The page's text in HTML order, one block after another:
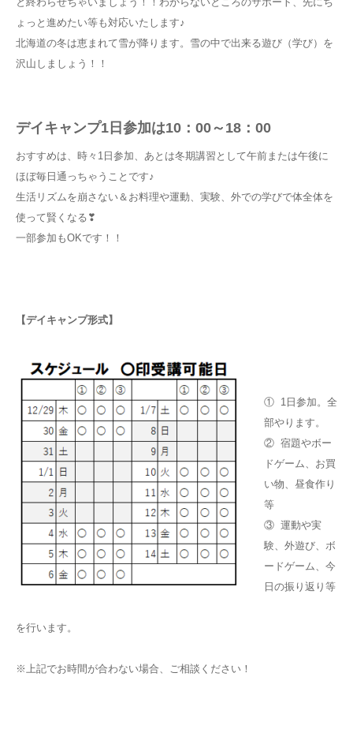
ょっと進めたい等も対応いたします♪
北海道の冬は恵まれて雪が降ります。雪の中で出来る遊び（学び）を
沢山しましょう！！
デイキャンプ1日参加は10：00～18：00
おすすめは、時々1日参加、あとは冬期講習として午前または午後に
ほぼ毎日通っちゃうことです♪
生活リズムを崩さない＆お料理や運動、実験、外での学びで体全体を
使って賢くなる❣
一部参加もOKです！！
【デイキャンプ形式】
① 1日参加。全
部やります。
② 宿題やボー
ドゲーム、お買
い物、昼食作り
等
③ 運動や実
験、外遊び、ボ
ードゲーム、今
日の振り返り等
を行います。
※上記でお時間が合わない場合、ご相談ください！